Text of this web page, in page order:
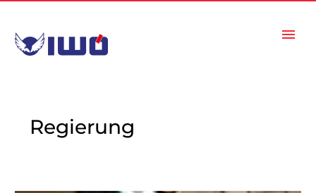
Regierung